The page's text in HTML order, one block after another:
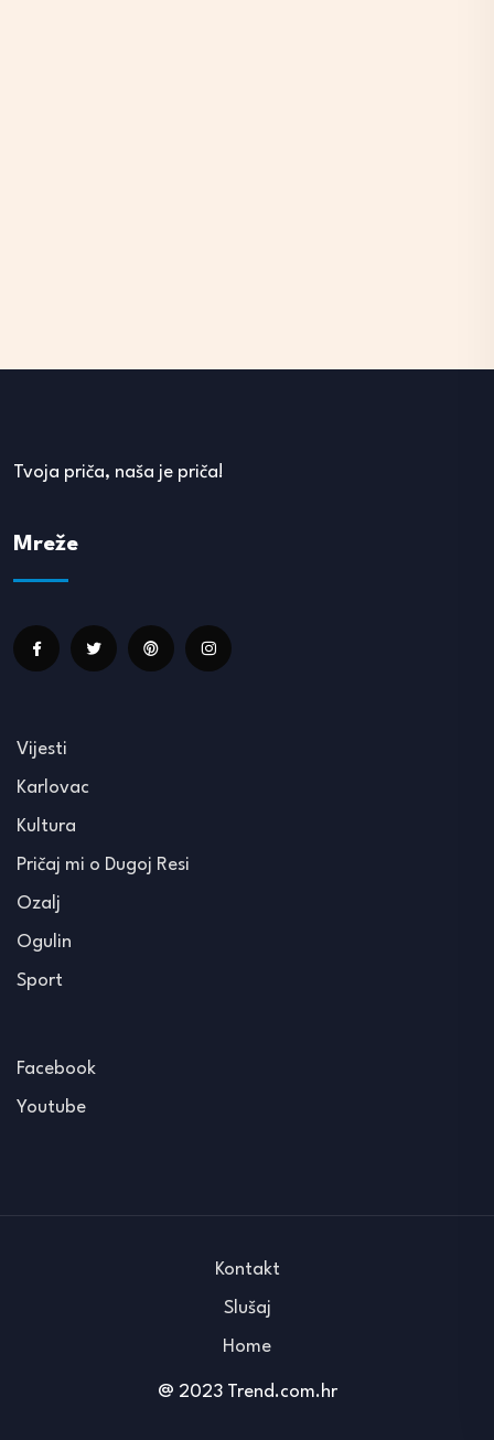
Tvoja priča, naša je priča!
Mreže
Vijesti
Karlovac
Kultura
Pričaj mi o Dugoj Resi
Ozalj
Ogulin
Sport
Facebook
Youtube
@ 2023 Trend.com.hr
Kontakt
Slušaj
Home